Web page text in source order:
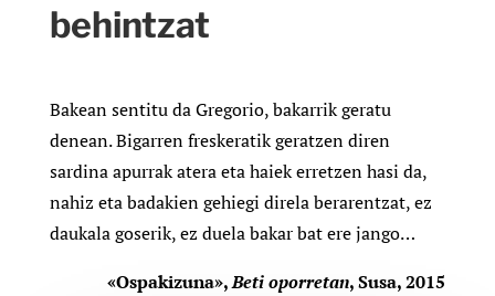
behintzat
Bakean sentitu da Gregorio, bakarrik geratu
denean. Bigarren freskeratik geratzen diren
sardina apurrak atera eta haiek erretzen hasi da,
nahiz eta badakien gehiegi direla berarentzat, ez
daukala goserik, ez duela bakar bat ere jango…
«Ospakizuna»,Beti oporretan, Susa, 2015